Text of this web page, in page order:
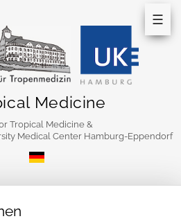
Medicine
Tropical Medicine &
Medical Center Hamburg-Eppendorf
☰